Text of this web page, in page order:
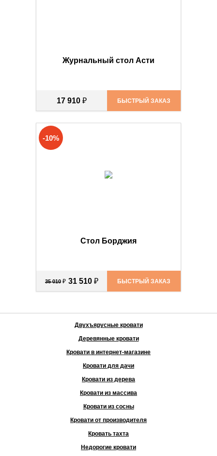
Журнальный стол Асти
17 910 ₽ БЫСТРЫЙ ЗАКАЗ
-10%
Стол Борджия
35 010 ₽ 31 510 ₽ БЫСТРЫЙ ЗАКАЗ
Двухъярусные кровати
Деревянные кровати
Кровати в интернет-магазине
Кровати для дачи
Кровати из дерева
Кровати из массива
Кровати из сосны
Кровати от производителя
Кровать тахта
Недорогие кровати